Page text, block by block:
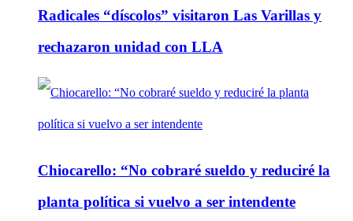
Radicales “díscolos” visitaron Las Varillas y
rechazaron unidad con LLA
Chiocarello: “No cobraré sueldo y reduciré la
planta política si vuelvo a ser intendente